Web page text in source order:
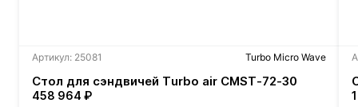
Артикул: 25081 Turbo Micro Wave
Стол для сэндвичей Turbo air CMST-72-30
458 964 ₽